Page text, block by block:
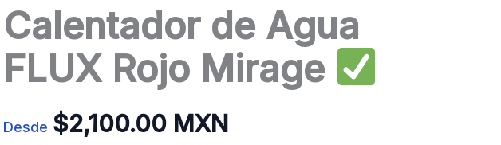
Calentador de Agua
FLUX Rojo Mirage
Desde $2,100.00 MXN